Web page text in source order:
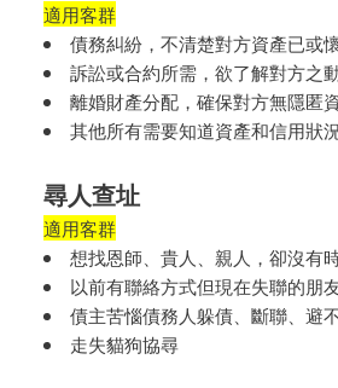
適用客群
債務糾紛，不清楚對方資產已或
訴訟或合約所需，欲了解對方之
離婚財產分配，確保對方無隱匿資
其他所有需要知道資產和信用狀況
尋人查址
適用客群
想找恩師、貴人、親人，卻沒有
以前有聯絡方式但現在失聯的朋友
債主苦惱債務人躲債、斷聯、避不
走失貓狗協尋